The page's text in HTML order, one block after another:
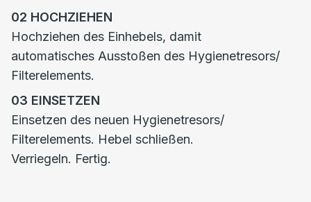
02 HOCHZIEHEN
Hochziehen des Einhebels, damit
automatisches Ausstoßen des Hygienetresors/
Filterelements.
03 EINSETZEN
Einsetzen des neuen Hygienetresors/
Filterelements. Hebel schließen.
Verriegeln. Fertig.